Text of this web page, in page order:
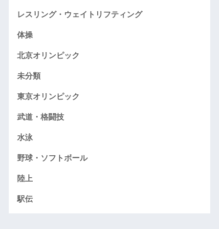
レスリング・ウェイトリフティング
体操
北京オリンピック
未分類
東京オリンピック
武道・格闘技
水泳
野球・ソフトボール
陸上
駅伝